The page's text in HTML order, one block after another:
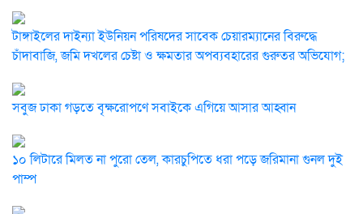
টাঙ্গাইলের দাইন্যা ইউনিয়ন পরিষদের সাবেক চেয়ারম্যানের বিরুদ্ধে
চাঁদাবাজি, জমি দখলের চেষ্টা ও ক্ষমতার অপব্যবহারের গুরুতর অভিযোগ;
সবুজ ঢাকা গড়তে বৃক্ষরোপণে সবাইকে এগিয়ে আসার আহ্বান
১০ লিটারে মিলত না পুরো তেল, কারচুপিতে ধরা পড়ে জরিমানা গুনল দুই
পাম্প